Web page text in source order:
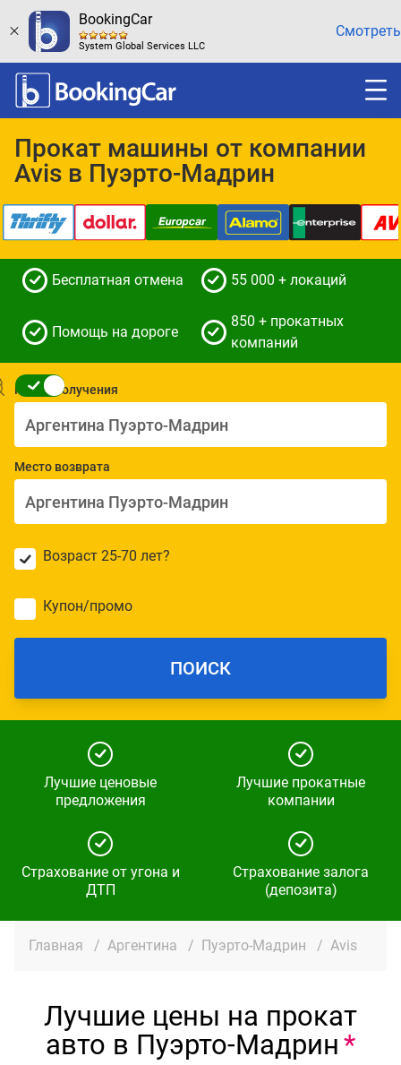
BookingCar
System Global Services LLC
Смотреть
Прокат машины от компании
Avis в Пуэрто-Мадрин
Бесплатная отмена 55 000 + локаций
Помощь на дороге
850 + прокатных
компаний
Место получения
Место возврата
Возраст 25-70 лет?
Купон/промо
ПОИСК
Лучшие ценовые
предложения
Лучшие прокатные
компании
Страхование от угона и
ДТП
Страхование залога
(депозита)
Главная / Аргентина / Пуэрто-Мадрин / Avis
Лучшие цены на прокат
авто в Пуэрто-Мадрин